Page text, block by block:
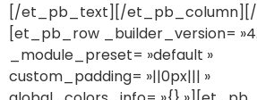
[/et_pb_text][/
[et_pb_row _builder_version=
_module_preset= »default »
custom_padding= »||0px||| »